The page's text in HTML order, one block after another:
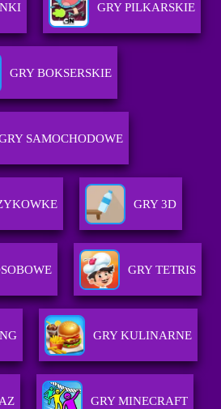
GRY PILKARSKIE
GRY BOKSERSKIE
SAMOCHODOWE
GRY 3D
GRY TETRIS
GRY KULINARNE
GRY MINECRAFT